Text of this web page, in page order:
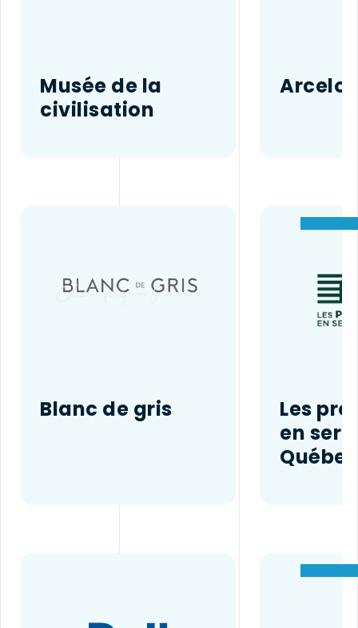
Musée de la
civilisation
Blanc de gris
Les
en
Québec